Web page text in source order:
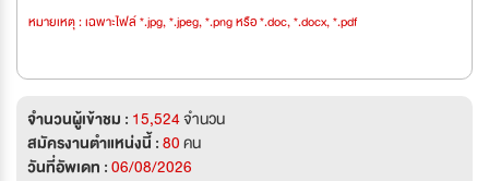
หมายเหตุ : เฉพาะไฟล์ *.jpg, *.jpeg, *.png หรือ *.doc, *.docx, *.pdf
จำนวนผู้เข้าชม : 15,524จำนวน
สมัครงานตำแหน่งนี้ :80คน
วันที่อัพเดท :06/08/2026